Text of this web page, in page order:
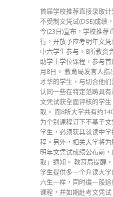
首届学校推荐直接录取
不受制文凭试(DSE)成绩
今(23日)宣布，学校推荐
行，开放予应考明年文
中六学生参与。8所教资
助学士学位课程，参与
月8日。 教育局发言人
才华的学生，与切合他
认同一些在特定范畴具
文凭试获全面评核的学
取。 而8所大学共有约
为个别课程订下不基于
学生，必须获其就读中
程。另外，相关大学将
明年文凭试成绩公布前
取」通知。 教育局提醒
学生提供多一个升读大
六生一样，同时循一般
课程，并如期赴考文凭